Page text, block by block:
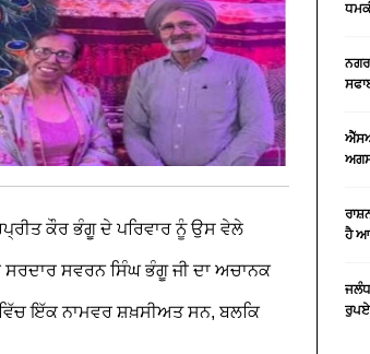
ਕੌਰ ਭੰਗੂ ਦੇ ਪਰਿਵਾਰ ਨੂੰ ਉਸ ਵੇਲੇ
ਸਰਦਾਰ ਸਵਰਨ ਸਿੰਘ ਭੰਗੂ ਜੀ ਦਾ ਅਚਾਨਕ
ਇੱਕ ਨਾਮਵਰ ਸ਼ਖ਼ਸੀਅਤ ਸਨ, ਬਲਕਿ
ਨਗਰ
ਹੈ
ਰੁਪਏ